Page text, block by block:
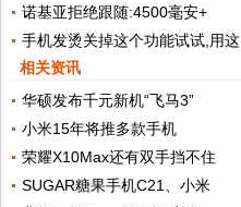
诺基亚拒绝跟随:4500毫安+
手机发烫关掉这个功能试试,用这
相关资讯
华硕发布千元新机“飞马3”
小米15年将推多款手机
荣耀X10Max还有双手挡不住
SUGAR糖果手机C21、小米